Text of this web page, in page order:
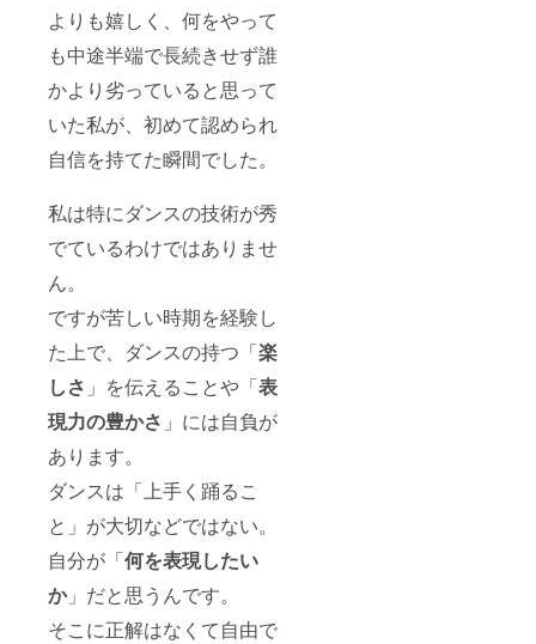
よりも嬉しく、何をやって
も中途半端で長続きせず誰
かより劣っていると思って
いた私が、初めて認められ
自信を持てた瞬間でした。
私は特にダンスの技術が秀
でているわけではありませ
ん。
ですが苦しい時期を経験し
た上で、ダンスの持つ「楽
しさ 」を伝えることや「表
現力の豊かさ 」には自負が
あります。
ダンスは「上手く踊るこ
と」が大切などではない。
自分が「何を表現したい
か」だと思うんです。
そこに正解はなくて自由で